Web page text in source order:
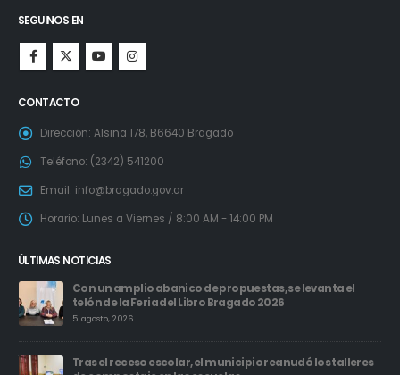
SEGUINOS EN
CONTACTO
Dirección: Alsina 178, B6640 Bragado
Teléfono: (2342) 541200
Email: info@bragado.gov.ar
Horario: Lunes a Viernes / 8:00 AM - 14:00 PM
ÚLTIMAS NOTICIAS
Con un amplio abanico de propuestas, se levanta el
telón de la Feria del Libro Bragado 2026
5 agosto, 2026
Tras el receso escolar, el municipio reanudó los talleres